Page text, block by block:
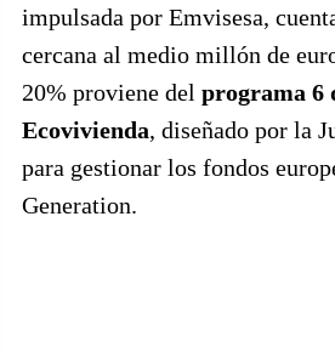
impulsada por Emvisesa,
cercana al medio millón de
20% proviene del programa 6
Ecovivienda, diseñado por la
para gestionar los fondos
Generation.